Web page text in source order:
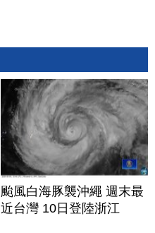
颱風白海豚襲沖繩 週末最
近台灣 10日登陸浙江